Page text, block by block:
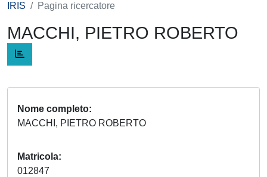
IRIS Pagina ricercatore
MACCHI, PIETRO ROBERTO
Nome completo
MACCHI, PIETRO ROBERTO
Matricola
012847